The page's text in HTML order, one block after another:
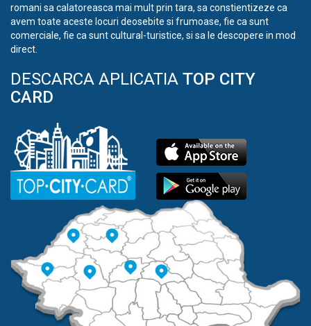
romani sa calatoreasca mai mult prin tara, sa constientizeze ca
avem toate aceste locuri deosebite si frumoase, fie ca sunt
comerciale, fie ca sunt cultural-turistice, si sa le descopere in mod
direct.
DESCARCA APLICATIA TOP CITY
CARD